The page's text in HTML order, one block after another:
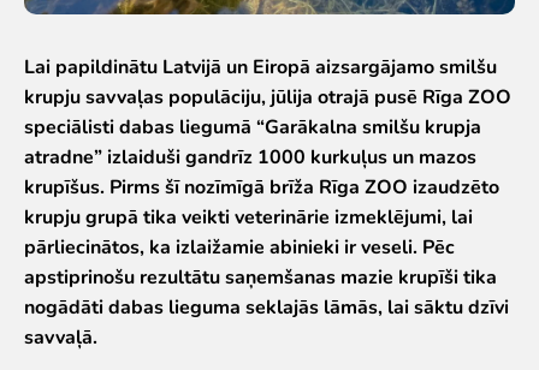
Jaunumi
Atbalsti
Krustvecāku programma uzņēmumiem
Krustvecāku programma privātpersonām
Biežāk uzdotie jautājumi
Ziedo un atbalsti
Ekskursijas
Atvērtās ekskursijas
Dzimšanas diena Rīga ZOO
Rīga ZOO slavenībām pa pēdām
Lai papildinātu Latvijā un Eiropā aizsargājamo smilšu
krupju savvaļas populāciju, jūlija otrajā pusē Rīga ZOO
speciālisti dabas liegumā “Garākalna smilšu krupja
atradne” izlaiduši gandrīz 1000 kurkuļus un mazos
krupīšus. Pirms šī nozīmīgā brīža Rīga ZOO izaudzēto
krupju grupā tika veikti veterinārie izmeklējumi, lai
pārliecinātos, ka izlaižamie abinieki ir veseli. Pēc
apstiprinošu rezultātu saņemšanas mazie krupīši tika
nogādāti dabas lieguma seklajās lāmās, lai sāktu dzīvi
savvaļā.